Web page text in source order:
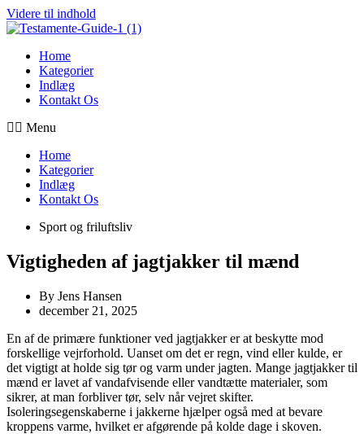
Videre til indhold
Home
Kategorier
Indlæg
Kontakt Os
Menu
Home
Kategorier
Indlæg
Kontakt Os
Sport og friluftsliv
Vigtigheden af jagtjakker til mænd
By Jens Hansen
december 21, 2025
En af de primære funktioner ved jagtjakker er at beskytte mod
forskellige vejrforhold. Uanset om det er regn, vind eller kulde, er
det vigtigt at holde sig tør og varm under jagten. Mange jagtjakker til
mænd er lavet af vandafvisende eller vandtætte materialer, som
sikrer, at man forbliver tør, selv når vejret skifter.
Isoleringsegenskaberne i jakkerne hjælper også med at bevare
kroppens varme, hvilket er afgørende på kolde dage i skoven.